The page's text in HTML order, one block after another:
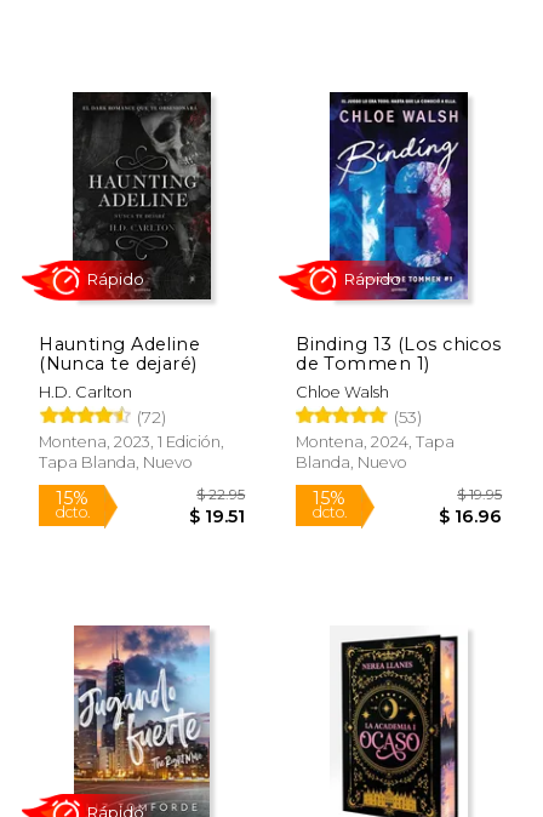
15%
dcto.
Rápido
15%
dcto.
Rápido
Haunting Adeline
(Nunca te dejaré)
H.D. Carlton
(72)
Montena, 2023, 1 Edición,
Tapa Blanda, Nuevo
Rápido
Binding 13 (Los chicos
de Tommen 1)
Chloe Walsh
(53)
Montena, 2024, Tapa
Blanda, Nuevo
Rápido